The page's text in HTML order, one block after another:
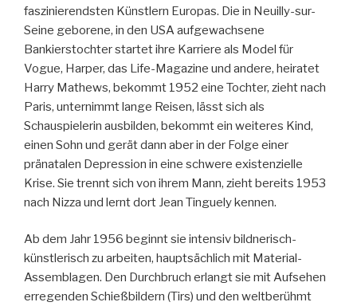
faszinierendsten Künstlern Europas. Die in Neuilly-sur-
Seine geborene, in den USA aufgewachsene
Bankierstochter startet ihre Karriere als Model für
Vogue, Harper, das Life-Magazine und andere, heiratet
Harry Mathews, bekommt 1952 eine Tochter, zieht nach
Paris, unternimmt lange Reisen, lässt sich als
Schauspielerin ausbilden, bekommt ein weiteres Kind,
einen Sohn und gerät dann aber in der Folge einer
pränatalen Depression in eine schwere existenzielle
Krise. Sie trennt sich von ihrem Mann, zieht bereits 1953
nach Nizza und lernt dort Jean Tinguely kennen.
Ab dem Jahr 1956 beginnt sie intensiv bildnerisch-
künstlerisch zu arbeiten, hauptsächlich mit Material-
Assemblagen. Den Durchbruch erlangt sie mit Aufsehen
erregenden Schießbildern (Tirs) und den weltberühmt